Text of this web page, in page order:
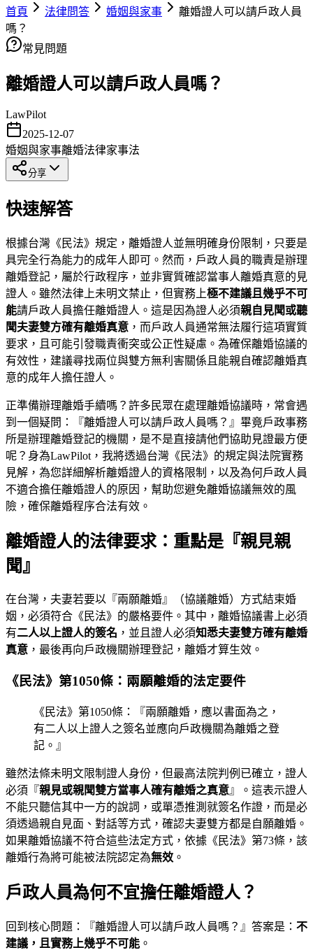
首頁
法律問答 婚姻與家事
離婚證人可以請戶政人員
嗎？
常見問題
離婚證人可以請戶政人員嗎？
LawPilot
2025-12-07
婚姻與家事離婚法律家事法
分享
快速解答
根據台灣《民法》規定，離婚證人並無明確身份限制，只要是
具完全行為能力的成年人即可。然而，戶政人員的職責是辦理
離婚登記，屬於行政程序，並非實質確認當事人離婚真意的見
證人。雖然法律上未明文禁止，但實務上極不建議且幾乎不可
能請戶政人員擔任離婚證人。這是因為證人必須親自見聞或聽
聞夫妻雙方確有離婚真意 ，而戶政人員通常無法履行這項實質
要求，且可能引發職責衝突或公正性疑慮。為確保離婚協議的
有效性，建議尋找兩位與雙方無利害關係且能親自確認離婚真
意的成年人擔任證人。
正準備辦理離婚手續嗎？許多民眾在處理離婚協議時，常會遇
到一個疑問：『離婚證人可以請戶政人員嗎？』畢竟戶政事務
所是辦理離婚登記的機關，是不是直接請他們協助見證最方便
呢？身為LawPilot，我將透過台灣《民法》的規定與法院實務
見解，為您詳細解析離婚證人的資格限制，以及為何戶政人員
不適合擔任離婚證人的原因，幫助您避免離婚協議無效的風
險，確保離婚程序合法有效。
離婚證人的法律要求：重點是『親見親
聞』
在台灣，夫妻若要以『兩願離婚』（協議離婚）方式結束婚
姻，必須符合《民法》的嚴格要件。其中，離婚協議書上必須
有二人以上證人的簽名 ，並且證人必須知悉夫妻雙方確有離婚
真意 ，最後再向戶政機關辦理登記，離婚才算生效。
《民法》第1050條：兩願離婚的法定要件
《民法》第1050條：『兩願離婚，應以書面為之，
有二人以上證人之簽名並應向戶政機關為離婚之登
記。』
雖然法條未明文限制證人身份，但最高法院判例已確立，證人
必須『親見或親聞雙方當事人確有離婚之真意』。這表示證人
不能只聽信其中一方的說詞，或單憑推測就簽名作證，而是必
須透過親自見面、對話等方式，確認夫妻雙方都是自願離婚。
如果離婚協議不符合這些法定方式，依據《民法》第73條，該
離婚行為將可能被法院認定為無效 。
戶政人員為何不宜擔任離婚證人？
回到核心問題：『離婚證人可以請戶政人員嗎？』答案是： 不
建議，且實務上幾乎不可能 。